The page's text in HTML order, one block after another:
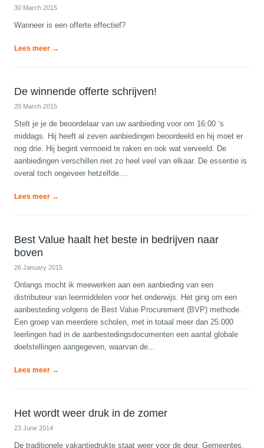
30 March 2015
Wanneer is een offerte effectief?
Lees meer →
De winnende offerte schrijven!
20 March 2015
Stelt je je de beoordelaar van uw aanbieding voor om 16:00 ‘s
middags. Hij heeft al zeven aanbiedingen beoordeeld en hij moet er
nog drie. Hij begint vermoeid te raken en ook wat verveeld. De
aanbiedingen verschillen niet zo heel veel van elkaar. De essentie is
overal toch ongeveer hetzelfde....
Lees meer →
Best Value haalt het beste in bedrijven naar
boven
26 January 2015
Onlangs mocht ik meewerken aan een aanbieding van een
distributeur van leermiddelen voor het onderwijs. Het ging om een
aanbesteding volgens de Best Value Procurement (BVP) methode.
Een groep van meerdere scholen, met in totaal meer dan 25.000
leerlingen had in de aanbestedingsdocumenten een aantal globale
doelstellingen aangegeven, waarvan de...
Lees meer →
Het wordt weer druk in de zomer
23 June 2014
De traditionele vakantiedrukte staat weer voor de deur. Gemeentes,